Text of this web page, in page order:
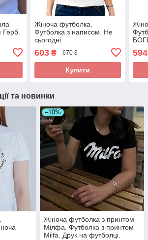
Жіноча футболка.
Футболка з написом. Не
сьогодні
603₴ 670 ₴
Купити
594
та новинки
–10%
Жіноча футболка з принтом
Мілфа. Футболка з принтом
Milfa. Друк на футболці.